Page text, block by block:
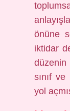
önüne
iktidar
sınıf
yol